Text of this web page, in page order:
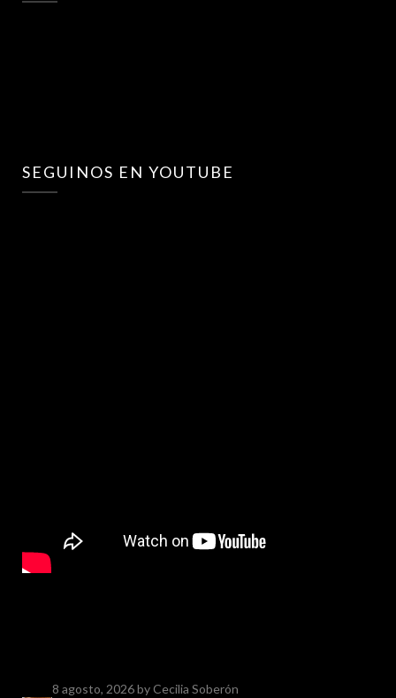
SEGUINOS EN YOUTUBE
8 agosto, 2026by Cecilia Soberón